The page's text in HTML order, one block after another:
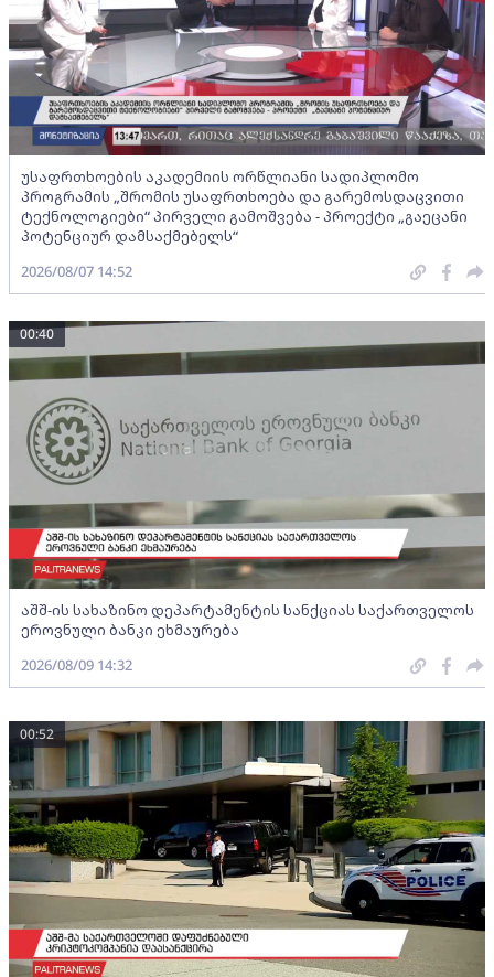
უსაფრთხოების აკადემიის ორწლიანი სადიპლომო
პროგრამის „შრომის უსაფრთხოება და გარემოსდაცვითი
ტექნოლოგიები“ პირველი გამოშვება - პროექტი „გაეცანი
პოტენციურ დამსაქმებელს“
2026/08/07 14:52
აშშ-ის სახაზინო დეპარტამენტის სანქციას საქართველოს
ეროვნული ბანკი ეხმაურება
00:40
2026/08/09 14:32
00:52